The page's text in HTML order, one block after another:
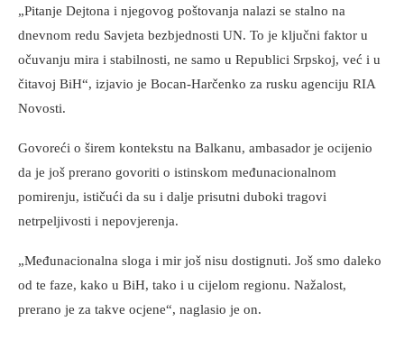
„Pitanje Dejtona i njegovog poštovanja nalazi se stalno na
dnevnom redu Savjeta bezbjednosti UN. To je ključni faktor u
očuvanju mira i stabilnosti, ne samo u Republici Srpskoj, već i u
čitavoj BiH“, izjavio je Bocan-Harčenko za rusku agenciju RIA
Novosti.
Govoreći o širem kontekstu na Balkanu, ambasador je ocijenio
da je još prerano govoriti o istinskom međunacionalnom
pomirenju, ističući da su i dalje prisutni duboki tragovi
netrpeljivosti i nepovjerenja.
„Međunacionalna sloga i mir još nisu dostignuti. Još smo daleko
od te faze, kako u BiH, tako i u cijelom regionu. Nažalost,
prerano je za takve ocjene“, naglasio je on.